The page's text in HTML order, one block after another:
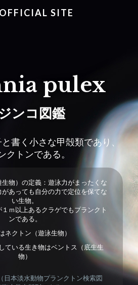
SITE
pulex
ンコ図鑑
書く小さな甲殻類であり、
クトンである。
物）の定義：遊泳力がまったくな
あっても自分の力で定位を保てな
い生物。
ｍ以上あるクラゲでもプランクト
ンである。
ネクトン（遊泳生物）
ている生き物はベントス（底生生
物）
日本淡水動物プランクトン検索図